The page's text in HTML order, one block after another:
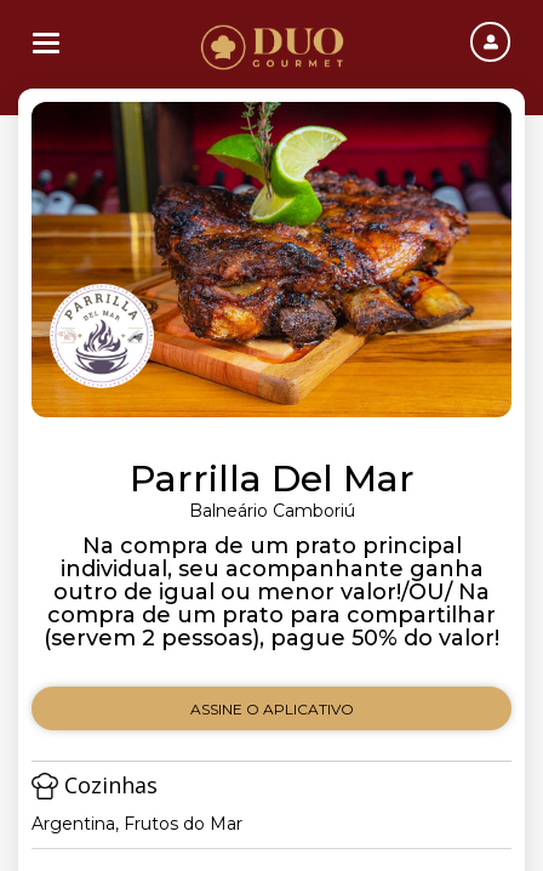
Toggle navigation
Parrilla Del Mar
Balneário Camboriú
Na compra de um prato principal
individual, seu acompanhante ganha
outro de igual ou menor valor!/OU/ Na
compra de um prato para compartilhar
(servem 2 pessoas), pague 50% do valor!
ASSINE O APLICATIVO
Cozinhas
Argentina, Frutos do Mar